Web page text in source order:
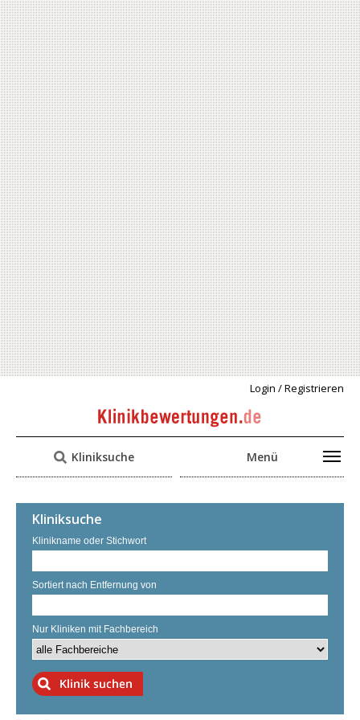
Login / Registrieren
Kliniksuche Menü
Kliniksuche
Klinikname oder Stichwort
Sortiert nach Entfernung von
Nur Kliniken mit Fachbereich